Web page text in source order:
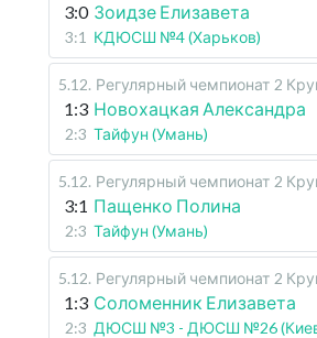
3:0 Зоидзе Елизавета
3:1 КДЮСШ №4 (Харьков)
5.12. Регулярный чемпионат 2
1:3 Новохацкая Александра
2:3 Тайфун (Умань)
5.12. Регулярный чемпионат 2
3:1 Пащенко Полина
2:3 Тайфун (Умань)
5.12. Регулярный чемпионат 2
1:3 Соломенник Елизавета
2:3 ДЮСШ №3 - ДЮСШ №26